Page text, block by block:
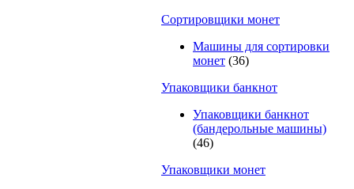
Сортировщики монет
Машины для сортировки
монет (36)
Упаковщики банкнот
Упаковщики банкнот
(бандерольные машины)
(46)
Упаковщики монет